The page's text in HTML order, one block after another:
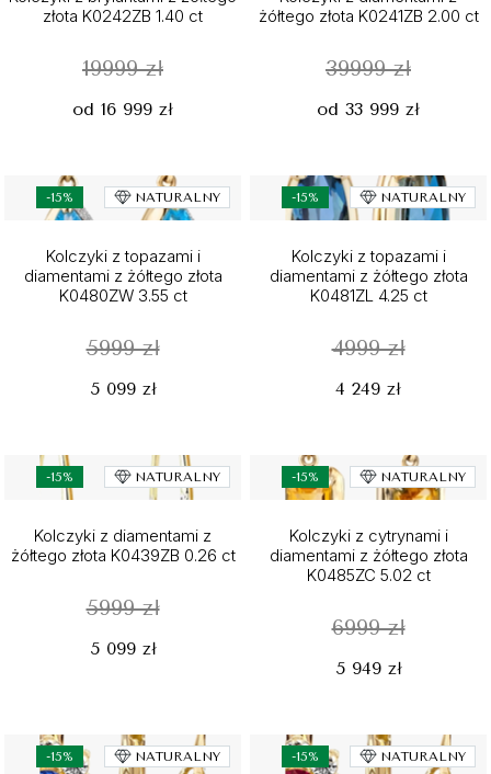
złota K0242ZB 1.40 ct
19999 zł
od 16 999 zł
żółtego złota K0241ZB 2.00 ct
39999 zł
od 33 999 zł
-15% NATURALNY
Kolczyki z topazami i
diamentami z żółtego złota
K0480ZW 3.55 ct
5999 zł
5 099 zł
-15% NATURALNY
Kolczyki z topazami i
diamentami z żółtego złota
K0481ZL 4.25 ct
4999 zł
4 249 zł
-15% NATURALNY
Kolczyki z diamentami z
żółtego złota K0439ZB 0.26 ct
5999 zł
5 099 zł
-15% NATURALNY
Kolczyki z cytrynami i
diamentami z żółtego złota
K0485ZC 5.02 ct
6999 zł
5 949 zł
-15% NATURALNY -15% NATURALNY